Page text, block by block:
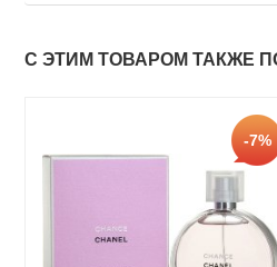
С ЭТИМ ТОВАРОМ ТАКЖЕ
-7%